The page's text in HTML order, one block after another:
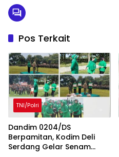
Pos Terkait
TNI/Polri
Dandim 0204/DS
Berpamitan, Kodim Deli
Serdang Gelar Senam